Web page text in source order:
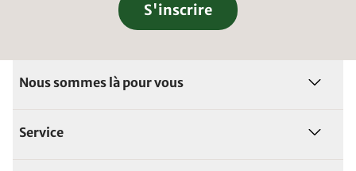
S'inscrire
Nous sommes là pour vous
Service